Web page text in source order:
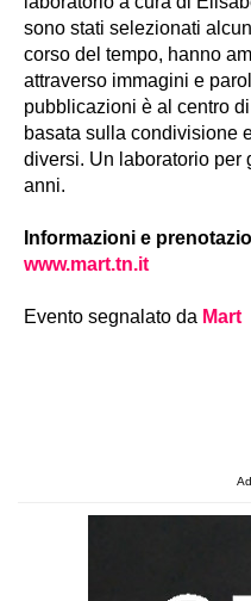
sono stati selezionati
corso del tempo, hanno
attraverso immagini e
pubblicazioni è al centro
basata sulla condivisione
diversi. Un laboratorio per
anni.
Informazioni e
www.mart.tn.it
Evento segnalato da Mart